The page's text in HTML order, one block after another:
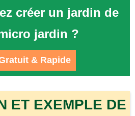
créer un jardin de
jardin ?
& Rapide
ET EXEMPLE DE